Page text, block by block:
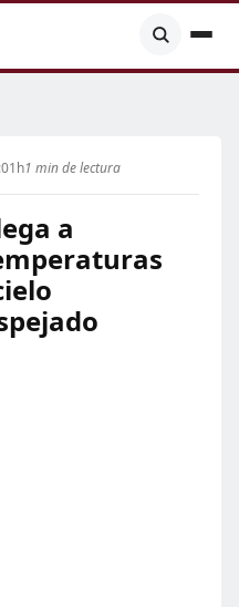
1 min de lectura
a